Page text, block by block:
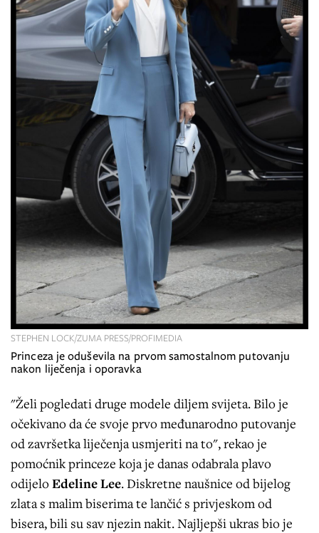
Princeza je oduševila na prvom samostalnom putovanju
nakon liječenja i oporavka
STEPHEN LOCK/ZUMA PRESS/PROFIMEDIA
"Želi pogledati druge modele diljem svijeta. Bilo je
očekivano da će svoje prvo međunarodno putovanje
od završetka liječenja usmjeriti na to", rekao je
pomoćnik princeze koja je danas odabrala plavo
odijeloEdeline Lee. Diskretne naušnice od bijelog
zlata s malim biserima te lančić s privjeskom od
bisera, bili su sav njezin nakit. Najljepši ukras bio je